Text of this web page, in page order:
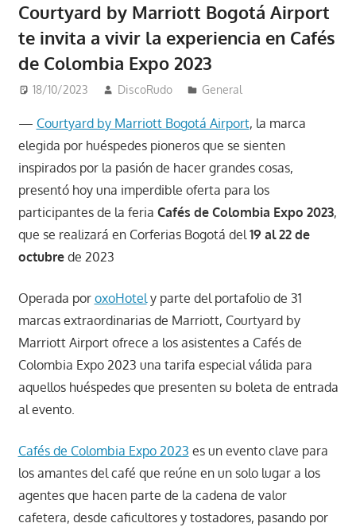
Courtyard by Marriott Bogotá Airport
te invita a vivir la experiencia en Cafés
de Colombia Expo 2023
18/10/2023 DiscoRudo General
— Courtyard by Marriott Bogotá Airport, la marca
elegida por huéspedes pioneros que se sienten
inspirados por la pasión de hacer grandes cosas,
presentó hoy una imperdible oferta para los
participantes de la feria Cafés de Colombia Expo 2023,
que se realizará en Corferias Bogotá del19 al 22 de
octubrede 2023
Operada por oxoHotely parte del portafolio de 31
marcas extraordinarias de Marriott, Courtyard by
Marriott Airport ofrece a los asistentes a Cafés de
Colombia Expo 2023 una tarifa especial válida para
aquellos huéspedes que presenten su boleta de entrada
al evento.
Cafés de Colombia Expo 2023 es un evento clave para
los amantes del café que reúne en un solo lugar a los
agentes que hacen parte de la cadena de valor
cafetera, desde caficultores y tostadores, pasando por